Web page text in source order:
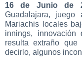
16 de Junio de
Guadalajara,
Mariachis locales
innings,
resulta extraño que
decirlo, algunos